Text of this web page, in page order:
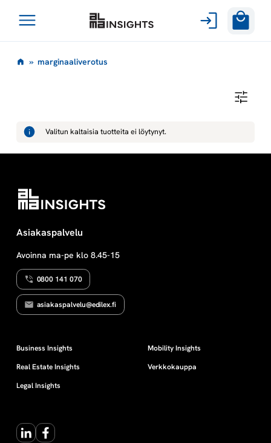
sisältöön
Avaa
m
r
g
i
n
a
a
l
v
e
r
» marginaaliverotus
G
I
A
V
E
R
T
Valitun kaltaisia tuotteita ei löytynyt.
Asiakaspalvelu
Avoinna ma-pe klo 8.45-15
0800 141 070
asiakaspalvelu@edilex.fi
Business Insights
Real Estate Insights
Legal Insights
Mobility Insights
Verkkokauppa
LinkedInFacebook